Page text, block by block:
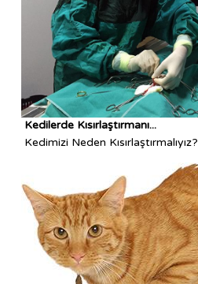
Kedilerde Kısırlaştırmanı...
Kedimizi Neden Kısırlaştırmalıyız?